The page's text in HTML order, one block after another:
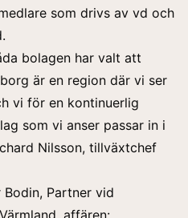
som drivs av vd och
bolagen har valt att
är en region där vi ser
vi för en kontinuerlig
som vi anser passar in i
Nilsson, tillväxtchef
Bodin, Partner vid